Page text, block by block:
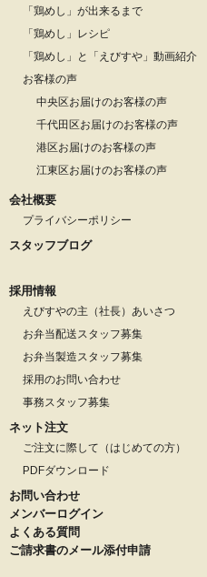
「鶏めし」が出来るまで
「鶏めし」レシピ
「鶏めし」と「えびすや」動画紹介
お客様の声
中央区お届けのお客様の声
千代田区お届けのお客様の声
港区お届けのお客様の声
江東区お届けのお客様の声
会社概要
プライバシーポリシー
スタッフブログ
採用情報
えびすやの主（社長）あいさつ
お弁当配送スタッフ募集
お弁当製造スタッフ募集
採用のお問い合わせ
事務スタッフ募集
ネット注文
ご注文に際して（はじめての方）
PDFダウンロード
お問い合わせ
メンバーログイン
よくある質問
ご請求書のメール添付申請